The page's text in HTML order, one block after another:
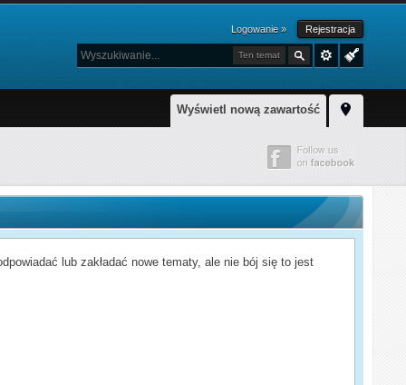
Logowanie » Rejestracja
Ten temat
Wyświetl nową zawartość
lub zakładać nowe tematy, ale nie bój się to jest